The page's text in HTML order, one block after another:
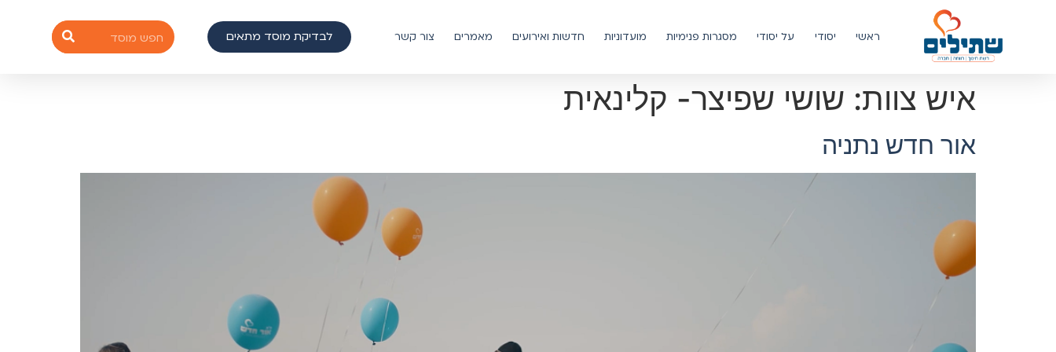
ראשי יסודי על יסודי מסגרות פנימיות מועדוניות חדשות ואירועים מאמרים צור קשר לבדיקת מוסד מתאים
איש צוות: שושי שפיצר- קלינאית
אור חדש נתניה